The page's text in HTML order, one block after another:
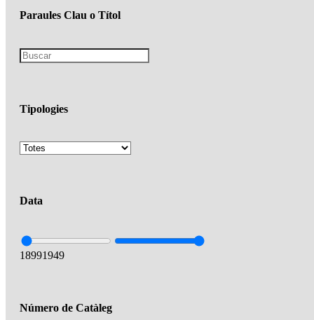
Paraules Clau o Títol
Tipologies
Data
18991949
Número de Catàleg